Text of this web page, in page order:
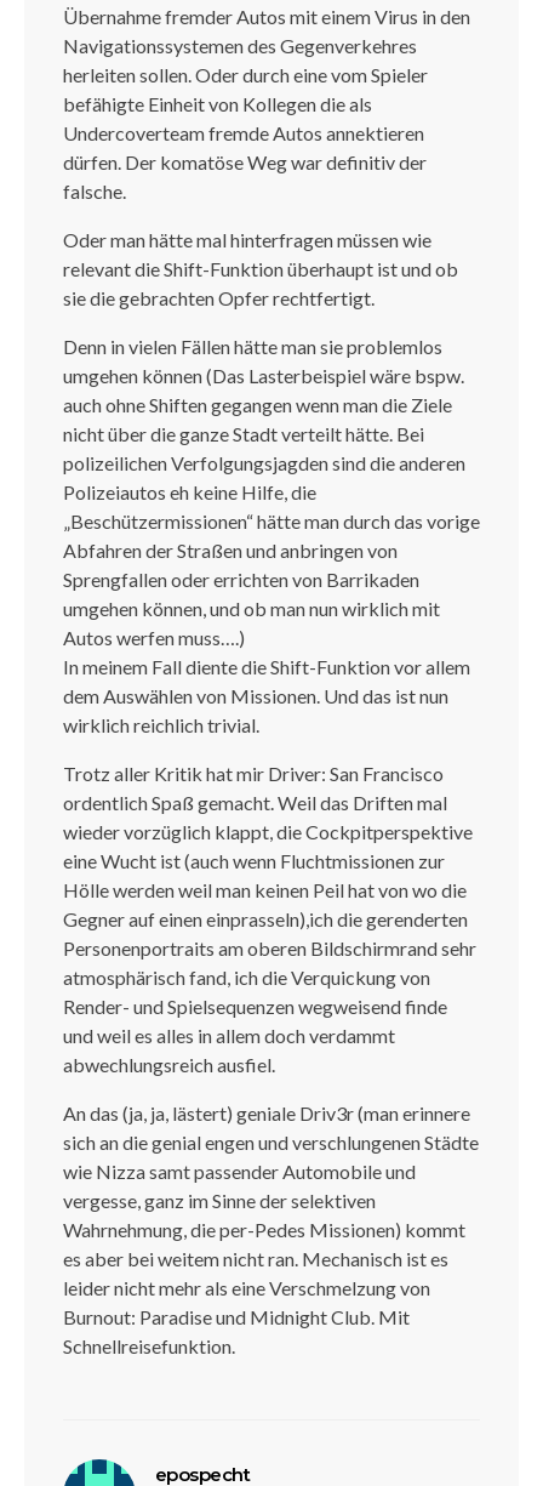
Übernahme fremder Autos mit einem Virus in den
Navigationssystemen des Gegenverkehres
herleiten sollen. Oder durch eine vom Spieler
befähigte Einheit von Kollegen die als
Undercoverteam fremde Autos annektieren
dürfen. Der komatöse Weg war definitiv der
falsche.
Oder man hätte mal hinterfragen müssen wie
relevant die Shift-Funktion überhaupt ist und ob
sie die gebrachten Opfer rechtfertigt.
Denn in vielen Fällen hätte man sie problemlos
umgehen können (Das Lasterbeispiel wäre bspw.
auch ohne Shiften gegangen wenn man die Ziele
nicht über die ganze Stadt verteilt hätte. Bei
polizeilichen Verfolgungsjagden sind die anderen
Polizeiautos eh keine Hilfe, die
„Beschützermissionen“ hätte man durch das vorige
Abfahren der Straßen und anbringen von
Sprengfallen oder errichten von Barrikaden
umgehen können, und ob man nun wirklich mit
Autos werfen muss….)
In meinem Fall diente die Shift-Funktion vor allem
dem Auswählen von Missionen. Und das ist nun
wirklich reichlich trivial.
Trotz aller Kritik hat mir Driver: San Francisco
ordentlich Spaß gemacht. Weil das Driften mal
wieder vorzüglich klappt, die Cockpitperspektive
eine Wucht ist (auch wenn Fluchtmissionen zur
Hölle werden weil man keinen Peil hat von wo die
Gegner auf einen einprasseln),ich die gerenderten
Personenportraits am oberen Bildschirmrand sehr
atmosphärisch fand, ich die Verquickung von
Render- und Spielsequenzen wegweisend finde
und weil es alles in allem doch verdammt
abwechlungsreich ausfiel.
An das (ja, ja, lästert) geniale Driv3r (man erinnere
sich an die genial engen und verschlungenen Städte
wie Nizza samt passender Automobile und
vergesse, ganz im Sinne der selektiven
Wahrnehmung, die per-Pedes Missionen) kommt
es aber bei weitem nicht ran. Mechanisch ist es
leider nicht mehr als eine Verschmelzung von
Burnout: Paradise und Midnight Club. Mit
Schnellreisefunktion.
epospechtsagt: